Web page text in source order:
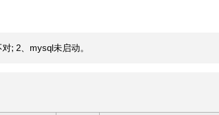
; 2、mysql未启动。